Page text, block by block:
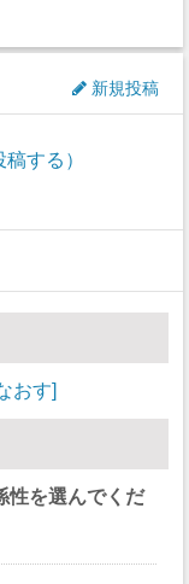
0
0
0
13
新規投稿
稿する）
おす
性を選んでくだ